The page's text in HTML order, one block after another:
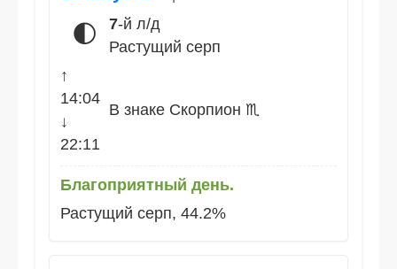
🌓 7-й л/д
Растущий серп
↑
14:04
↓
22:11
В знаке Скорпион ♏
Благоприятный день.
Растущий серп, 44.2%